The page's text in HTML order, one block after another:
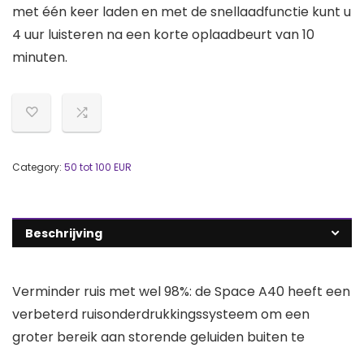
met één keer laden en met de snellaadfunctie kunt u
4 uur luisteren na een korte oplaadbeurt van 10
minuten.
Category: 50 tot 100 EUR
Beschrijving
Verminder ruis met wel 98%: de Space A40 heeft een
verbeterd ruisonderdrukkingssysteem om een
groter bereik aan storende geluiden buiten te